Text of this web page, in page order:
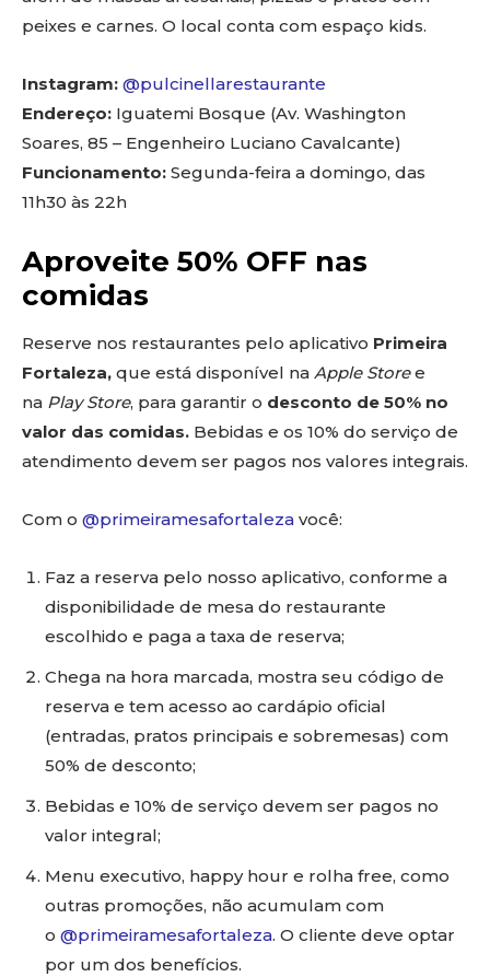
peixes e carnes. O local conta com espaço kids.
Instagram: @pulcinellarestaurante
Endereço: Iguatemi Bosque (Av. Washington
Soares, 85 – Engenheiro Luciano Cavalcante)
Funcionamento: Segunda-feira a domingo, das
11h30 às 22h
Aproveite 50% OFF nas
comidas
Reserve nos restaurantes pelo aplicativo Primeira
Fortaleza, que está disponível na Apple Storee
na Play Store, para garantir o desconto de 50% no
valor das comidas. Bebidas e os 10% do serviço de
atendimento devem ser pagos nos valores integrais.
Com o @primeiramesafortaleza você:
Faz a reserva pelo nosso aplicativo, conforme a
disponibilidade de mesa do restaurante
escolhido e paga a taxa de reserva;
Chega na hora marcada, mostra seu código de
reserva e tem acesso ao cardápio oficial
(entradas, pratos principais e sobremesas) com
50% de desconto;
Bebidas e 10% de serviço devem ser pagos no
valor integral;
Menu executivo, happy hour e rolha free, como
outras promoções, não acumulam com
o @primeiramesafortaleza. O cliente deve optar
por um dos benefícios.